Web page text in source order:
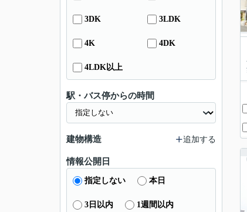
3DK 3LDK
4K 4DK
4LDK以上
駅・バス停からの時間
建物構造 追加する
情報公開日
指定しない 本日
3日以内 1週間以内